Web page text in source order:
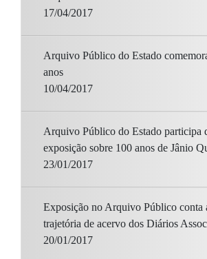
17/04/2017
Arquivo Público do Estado
anos
10/04/2017
Arquivo Público do Estado participa
exposição sobre 100 anos de Jânio
23/01/2017
Exposição no Arquivo Público conta
trajetória de acervo dos Diários
20/01/2017